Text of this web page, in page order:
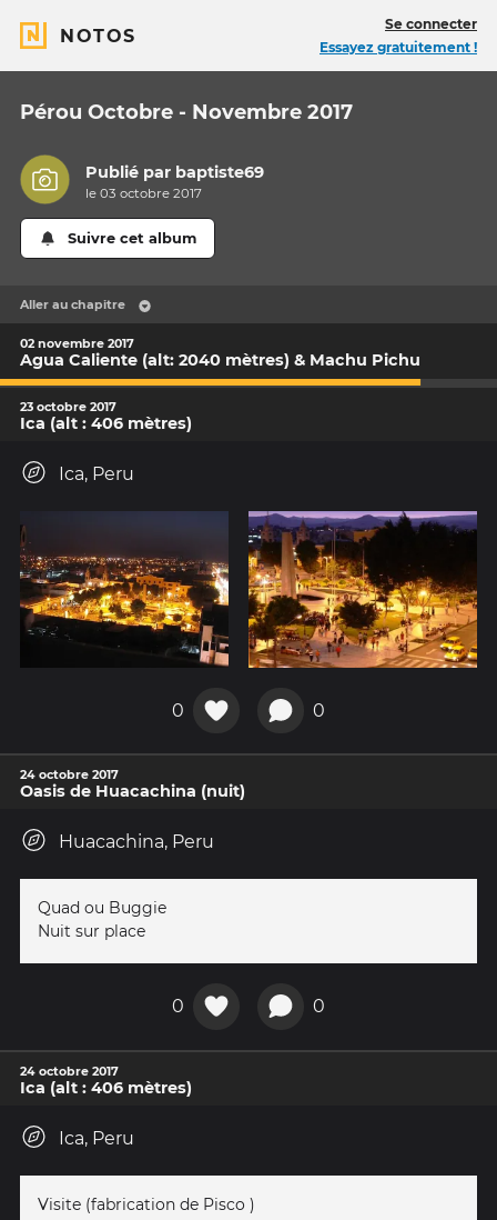
NOTOS
Se connecter
Essayez gratuitement !
Pérou Octobre - Novembre 2017
Publié par baptiste69
le 03 octobre 2017
Suivre cet album
Aller au chapitre
02 novembre 2017
Agua Caliente (alt: 2040 mètres) & Machu Pichu
23 octobre 2017
Ica (alt : 406 mètres)
Ica, Peru
0 0
24 octobre 2017
Oasis de Huacachina (nuit)
Huacachina, Peru
Quad ou Buggie
Nuit sur place
0 0
24 octobre 2017
Ica (alt : 406 mètres)
Ica, Peru
Visite (fabrication de Pisco )